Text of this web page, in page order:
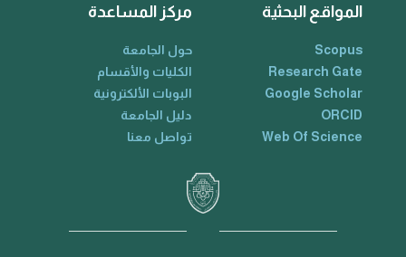
المواقع البحثية
Scopus
Research Gate
Google Scholar
ORCID
Web Of Science
مركز المساعدة
حول الجامعة
الكليات والأقسام
البوبات الألكترونية
دليل الجامعة
تواصل معنا